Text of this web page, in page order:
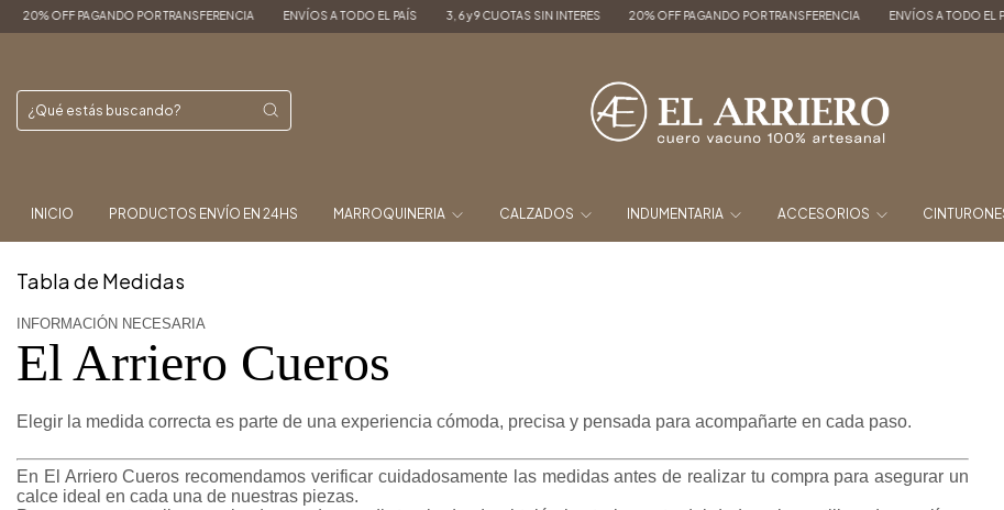
TRANSFERENCIA ENVÍOS A TODO EL PAÍS 3, 6 y 9 CUOTAS SIN INTERES 20% OFF PAGANDO POR TRANSFERENCIA ENVÍOS A TODO EL PAÍS 3, 6 y 9 CUOTAS
INICIO PRODUCTOS ENVÍO EN 24HS MARROQUINERIA CALZADOS INDUMENTARIA ACCESORIOS
Tabla de Medidas
INFORMACIÓN NECESARIA
El Arriero Cueros
Elegir la medida correcta es parte de una experiencia cómoda, precisa y pensada para acompañarte en cada paso.
En El Arriero Cueros recomendamos verificar cuidadosamente las medidas antes de realizar tu compra para asegurar un
calce ideal en cada una de nuestras piezas.